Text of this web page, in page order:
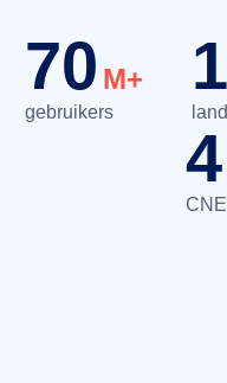
70 M+
gebruikers
4